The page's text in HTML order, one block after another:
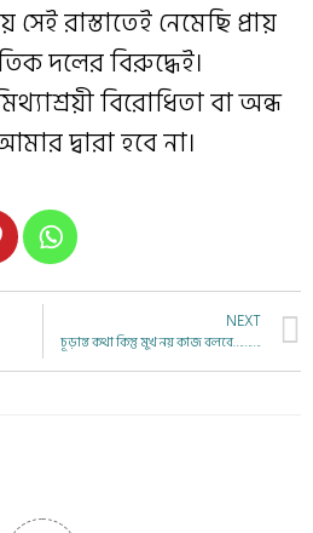
রাস্তাতেই নেমেছি প্রায়
দলের বিরুদ্ধেই।
বিরোধিতা বা অন্ধ
দ্বারা হবে না।
NEXT
চূড়ান্ত কথা কিন্তু মুখ নয় কাজ বলবে……….